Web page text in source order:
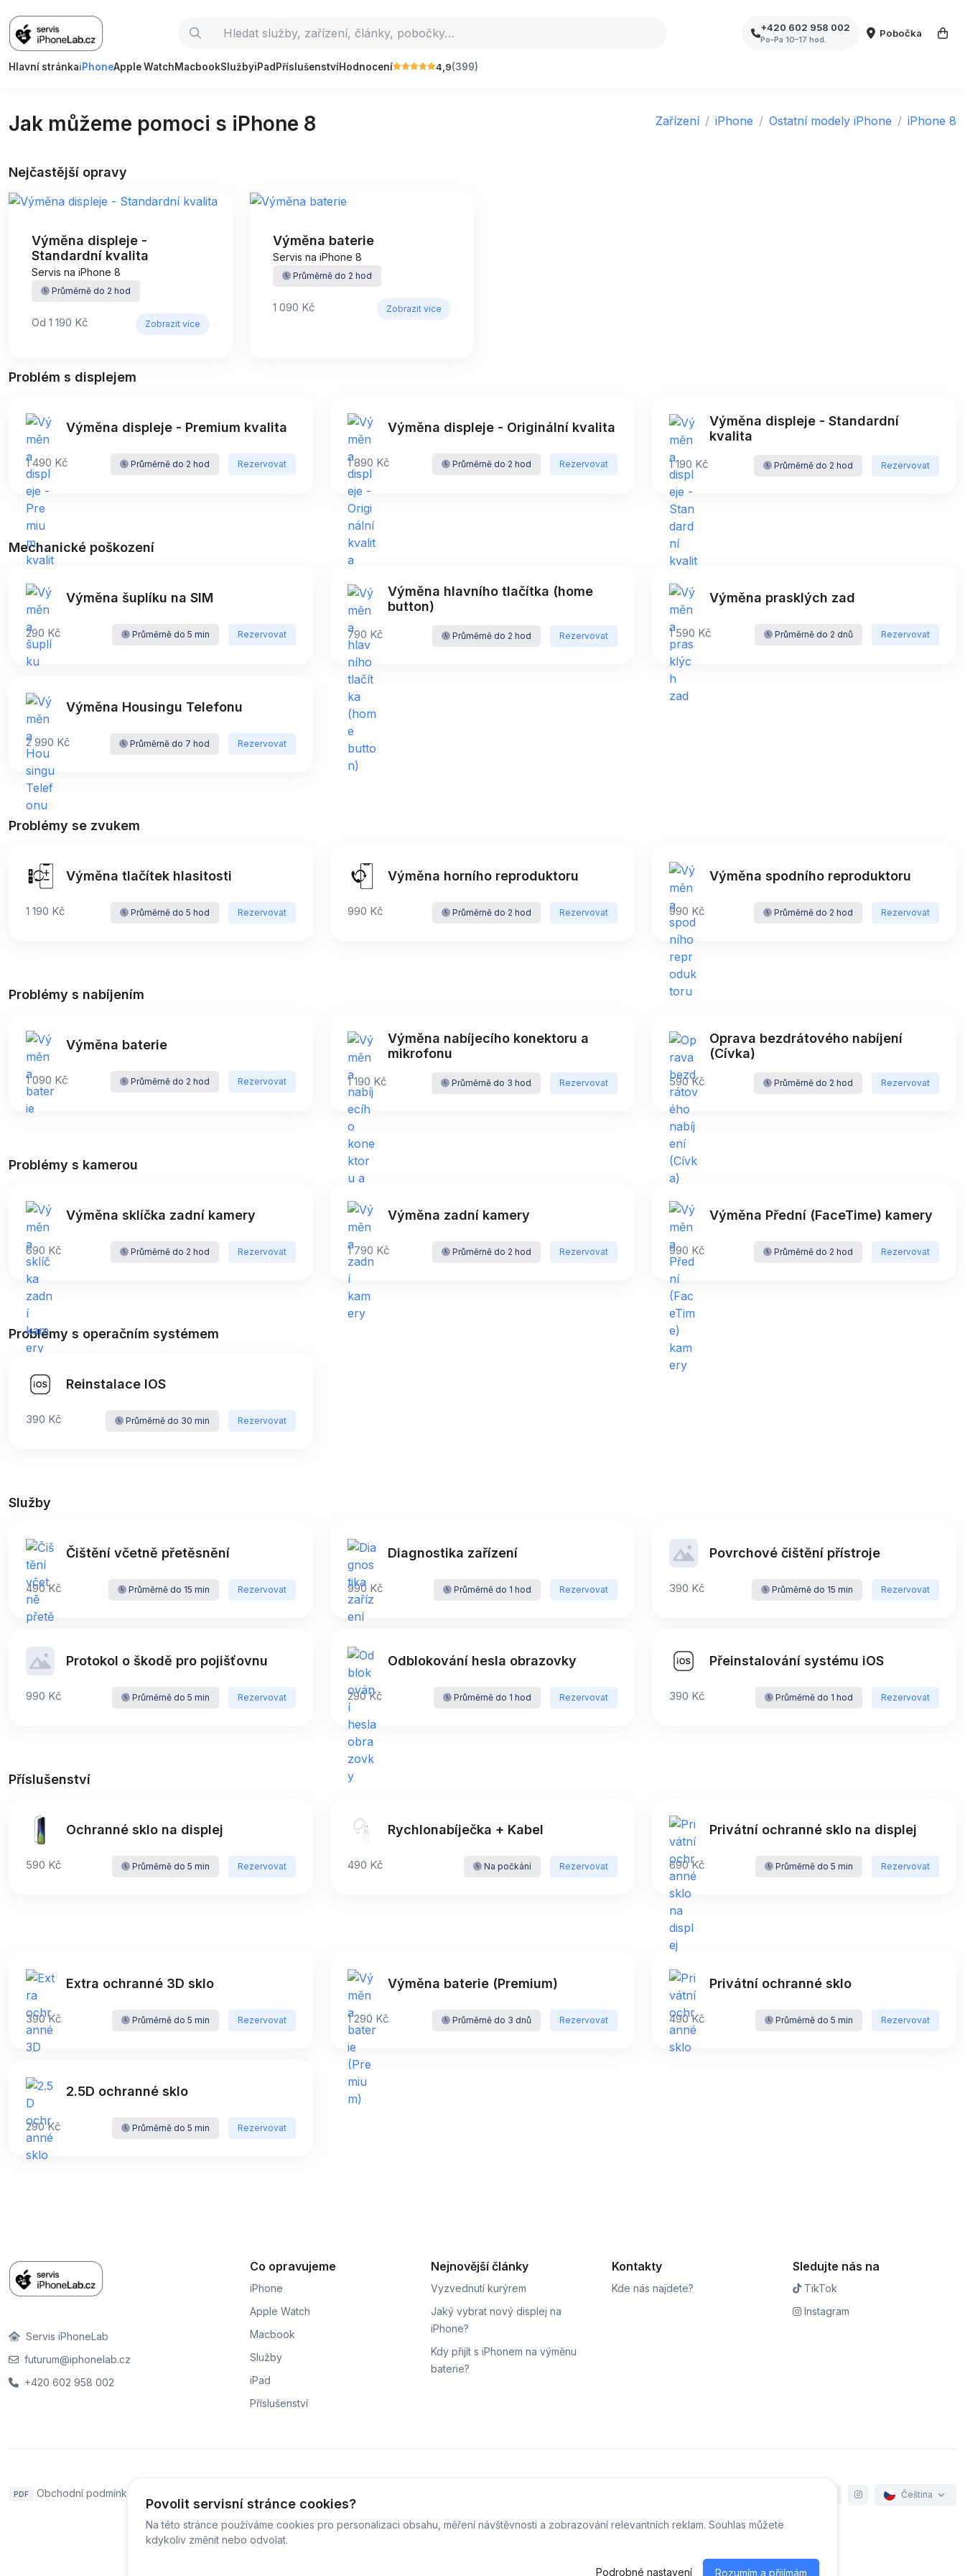
+420 602 958 002
Po–Pa 10–17 hod.
Pobočka
Hlavní stránkaiPhoneApple WatchMacbookSlužbyiPad PříslušenstvíHodnocení 4,9(399)
Jak můžeme pomoci s iPhone 8 Zařízení iPhone Ostatní modely iPhone iPhone 8
Nejčastější opravy
Výměna displeje -
Standardní kvalita
Servis na iPhone 8
Průměrně do 2 hod
Od 1 190 Kč Zobrazit více
Výměna baterie
Servis na iPhone 8
Průměrně do 2 hod
1 090 Kč Zobrazit více
Problém s displejem
Výměna displeje - Premium kvalita
1 490 Kč Průměrně do 2 hod Rezervovat
Výměna displeje - Originální kvalita
1 890 Kč Průměrně do 2 hod Rezervovat
Výměna displeje - Standardní
kvalita
1 190 Kč Průměrně do 2 hod Rezervovat
Mechanické poškození
Výměna šuplíku na SIM
290 Kč Průměrně do 5 min Rezervovat
Výměna hlavního tlačítka (home
button)
790 Kč Průměrně do 2 hod Rezervovat
Výměna prasklých zad
1 590 Kč Průměrně do 2 dnů Rezervovat
Výměna Housingu Telefonu
2 990 Kč Průměrně do 7 hod Rezervovat
Problémy se zvukem
Výměna tlačítek hlasitosti
1 190 Kč Průměrně do 5 hod Rezervovat
Výměna horního reproduktoru
990 Kč Průměrně do 2 hod Rezervovat
Výměna spodního reproduktoru
990 Kč Průměrně do 2 hod Rezervovat
Problémy s nabíjením
Výměna baterie
1 090 Kč Průměrně do 2 hod Rezervovat
Výměna nabíjecího konektoru a
mikrofonu
1 190 Kč Průměrně do 3 hod Rezervovat
Oprava bezdrátového nabíjení
(Cívka)
590 Kč Průměrně do 2 hod Rezervovat
Problémy s kamerou
Výměna sklíčka zadní kamery
690 Kč Průměrně do 2 hod Rezervovat
Výměna zadní kamery
1 790 Kč Průměrně do 2 hod Rezervovat
Výměna Přední (FaceTime) kamery
990 Kč Průměrně do 2 hod Rezervovat
Problémy s operačním systémem
Reinstalace IOS
390 Kč Průměrně do 30 min Rezervovat
Služby
Čištění včetně přetěsnění
490 Kč Průměrně do 15 min Rezervovat
Diagnostika zařízení
990 Kč Průměrně do 1 hod Rezervovat
Povrchové čištění přístroje
390 Kč Průměrně do 15 min Rezervovat
Protokol o škodě pro pojišťovnu
990 Kč Průměrně do 5 min Rezervovat
Odblokování hesla obrazovky
290 Kč Průměrně do 1 hod Rezervovat
Přeinstalování systému iOS
390 Kč Průměrně do 1 hod Rezervovat
Příslušenství
Ochranné sklo na displej
590 Kč Průměrně do 5 min Rezervovat
Rychlonabíječka + Kabel
490 Kč Na počkání Rezervovat
Privátní ochranné sklo na displej
690 Kč Průměrně do 5 min Rezervovat
Extra ochranné 3D sklo
390 Kč Průměrně do 5 min Rezervovat
Výměna baterie (Premium)
1 290 Kč Průměrně do 3 dnů Rezervovat
Privátní ochranné sklo
490 Kč Průměrně do 5 min Rezervovat
2.5D ochranné sklo
290 Kč Průměrně do 5 min Rezervovat
Povolit servisní stránce cookies?
Na této stránce používáme cookies pro personalizaci obsahu, měření návštěvnosti a zobrazování relevantních reklam. Souhlas můžete
kdykoliv změnit nebo odvolat.
Podrobné nastavení Rozumím a přijímám
Servis iPhoneLab
futurum@iphonelab.cz
+420 602 958 002
Co opravujeme
iPhone
Apple Watch
Macbook
Služby
iPad
Příslušenství
Nejnovější články
Vyzvednutí kurýrem
Jaký vybrat nový displej na
iPhone?
Kdy přijít s iPhonem na výměnu
baterie?
Kontakty
Kde nás najdete?
Sledujte nás na
TikTok
Instagram
PDF Obchodní podmínky Čeština
© Servis iPhoneLab - 2026 -